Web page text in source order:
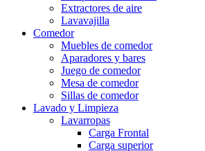
Extractores de aire
Lavavajilla
Comedor
Muebles de comedor
Aparadores y bares
Juego de comedor
Mesa de comedor
Sillas de comedor
Lavado y Limpieza
Lavarropas
Carga Frontal
Carga superior